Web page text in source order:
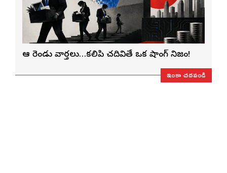
ఆ రెండు వార్తలు…కలిపి చదివితే ఒక షాకింగ్ నిజం!
ఇంకా చదవండి